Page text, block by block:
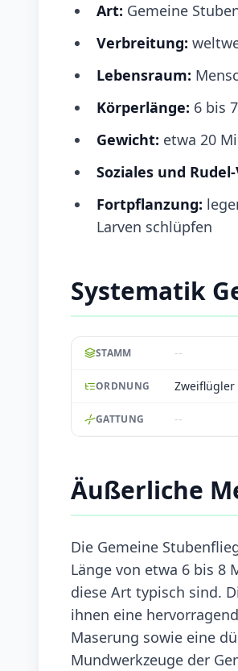
Art: Gemeine
Verbreitung:
Lebensraum:
Körperlänge: 6 bis
Gewicht: etwa 20
Soziales und
Fortpflanzung:
Larven schlüpfen
Systematik
STAMM --
ORDNUNG Zweiflügler
GATTUNG --
Äußerliche
Die Gemeine
Länge von etwa 6 bis 8
diese Art typisch sind.
ihnen eine
Maserung sowie eine
Mundwerkzeuge der